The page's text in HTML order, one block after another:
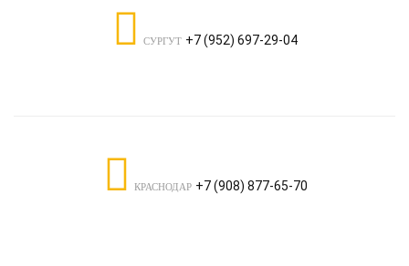
СУРГУТ +7 (952) 697-29-04
КРАСНОДАР +7 (908) 877-65-70